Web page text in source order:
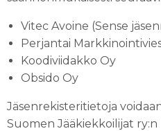
Vitec Avoine (Sense
Perjantai
Koodiviidakko Oy
Obsido Oy
Jäsenrekisteritietoja
Suomen Jääkiekkoilijat